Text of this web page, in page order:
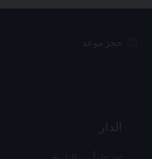
حجز موعد
الدار